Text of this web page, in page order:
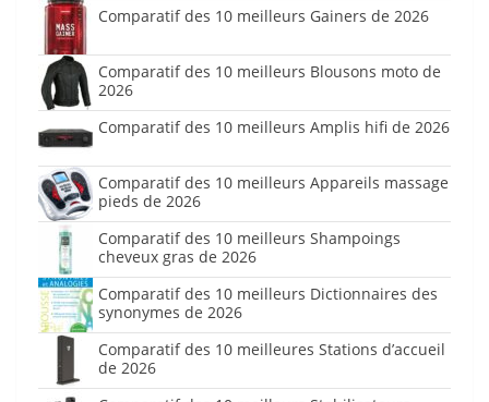
Comparatif des 10 meilleurs Gainers de 2026
Comparatif des 10 meilleurs Blousons moto de
2026
Comparatif des 10 meilleurs Amplis hifi de 2026
Comparatif des 10 meilleurs Appareils massage
pieds de 2026
Comparatif des 10 meilleurs Shampoings
cheveux gras de 2026
Comparatif des 10 meilleurs Dictionnaires des
synonymes de 2026
Comparatif des 10 meilleures Stations d’accueil
de 2026